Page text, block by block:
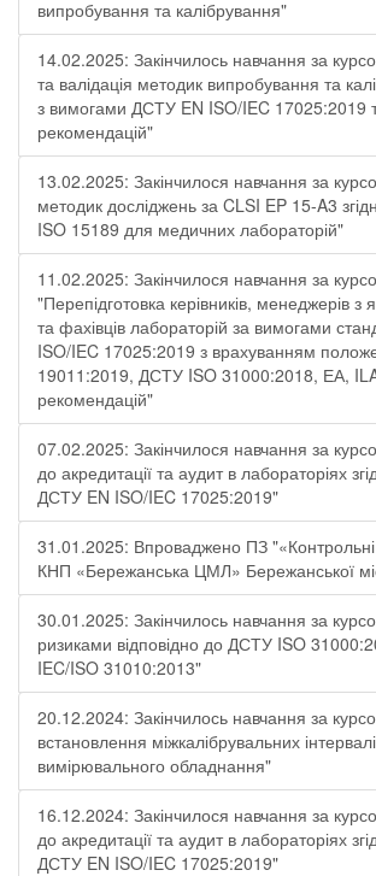
випробування та калібрування"
14.02.2025: Закінчилось навчання за
та валідація методик випробування та
з вимогами ДСТУ EN ISO/IEC 17025:2019
рекомендацій"
13.02.2025: Закінчилося навчання за
методик досліджень за CLSI EP 15-A3
ISO 15189 для медичних лабораторій"
11.02.2025: Закінчилося навчання за
"Перепідготовка керівників, менеджерів з
та фахівців лабораторій за вимогами
ISO/IEC 17025:2019 з врахуванням
19011:2019, ДСТУ ISO 31000:2018, ЕА,
рекомендацій"
07.02.2025: Закінчилося навчання за
до акредитації та аудит в лабораторіях
ДСТУ EN ISO/IEC 17025:2019"
31.01.2025: Впроваджено ПЗ
КНП «Бережанська ЦМЛ» Бережанської
30.01.2025: Закінчилось навчання за
ризиками відповідно до ДСТУ ISO
IEC/ISO 31010:2013"
20.12.2024: Закінчилось навчання за
встановлення міжкалібрувальних
вимірювального обладнання"
16.12.2024: Закінчилося навчання за
до акредитації та аудит в лабораторіях
ДСТУ EN ISO/IEC 17025:2019"